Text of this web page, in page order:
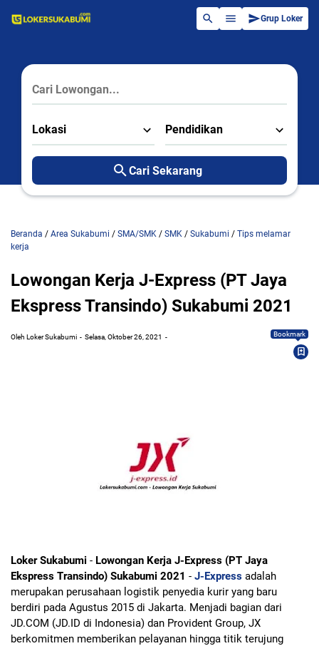
Grup Loker
Lokasi Pendidikan
Cari Sekarang
Beranda / Area Sukabumi / SMA/SMK / SMK / Sukabumi / Tips melamar
kerja
Lowongan Kerja J-Express (PT Jaya
Ekspress Transindo) Sukabumi 2021
Oleh Loker Sukabumi Selasa, Oktober 26, 2021 Bookmark
Loker Sukabumi - Lowongan Kerja J-Express (PT Jaya
Ekspress Transindo) Sukabumi 2021 - J-Express adalah
merupakan perusahaan logistik penyedia kurir yang baru
berdiri pada Agustus 2015 di Jakarta. Menjadi bagian dari
JD.COM (JD.ID di Indonesia) dan Provident Group, JX
berkomitmen memberikan pelayanan hingga titik terujung